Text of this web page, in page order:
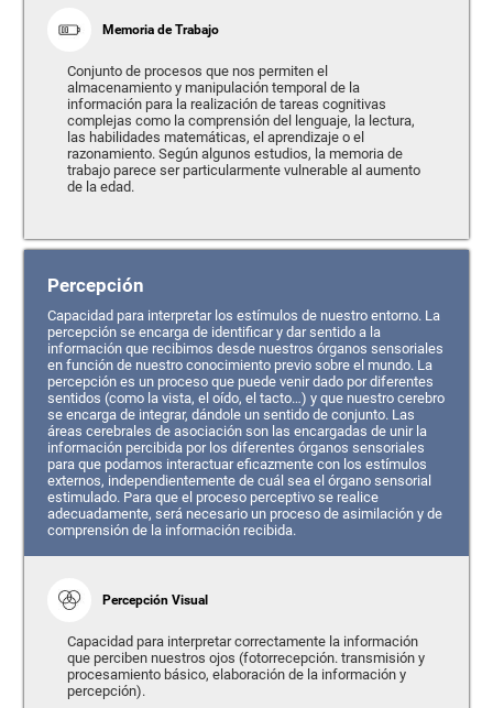
Memoria de Trabajo
Conjunto de procesos que nos permiten el
almacenamiento y manipulación temporal de la
información para la realización de tareas cognitivas
complejas como la comprensión del lenguaje, la lectura,
las habilidades matemáticas, el aprendizaje o el
razonamiento. Según algunos estudios, la memoria de
trabajo parece ser particularmente vulnerable al aumento
de la edad.
Percepción
Capacidad para interpretar los estímulos de nuestro entorno. La
percepción se encarga de identificar y dar sentido a la
información que recibimos desde nuestros órganos sensoriales
en función de nuestro conocimiento previo sobre el mundo. La
percepción es un proceso que puede venir dado por diferentes
sentidos (como la vista, el oído, el tacto…) y que nuestro cerebro
se encarga de integrar, dándole un sentido de conjunto. Las
áreas cerebrales de asociación son las encargadas de unir la
información percibida por los diferentes órganos sensoriales
para que podamos interactuar eficazmente con los estímulos
externos, independientemente de cuál sea el órgano sensorial
estimulado. Para que el proceso perceptivo se realice
adecuadamente, será necesario un proceso de asimilación y de
comprensión de la información recibida.
Percepción Visual
Capacidad para interpretar correctamente la información
que perciben nuestros ojos (fotorrecepción. transmisión y
procesamiento básico, elaboración de la información y
percepción).